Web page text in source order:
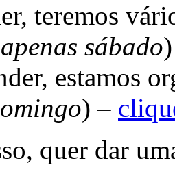
teremos
apenas sábado)
estamos
) –
quer dar